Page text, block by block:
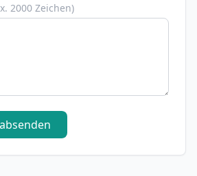
2000 Zeichen)